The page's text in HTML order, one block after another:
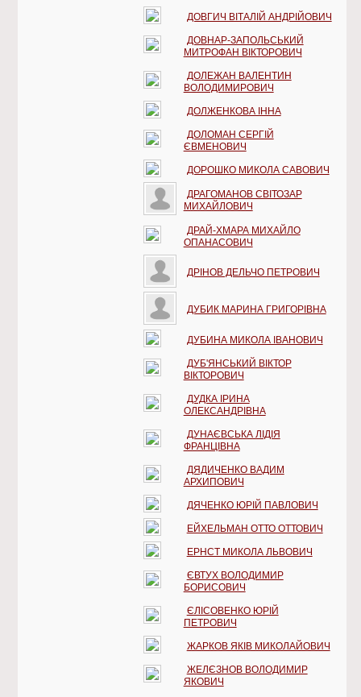
ДОВГИЧ ВІТАЛІЙ АНДРІЙОВИЧ
ДОВНАР-ЗАПОЛЬСЬКИЙ
МИТРОФАН ВІКТОРОВИЧ
ДОЛЕЖАН ВАЛЕНТИН
ВОЛОДИМИРОВИЧ
ДОЛЖЕНКОВА ІННА
ДОЛОМАН СЕРГІЙ
ЄВМЕНОВИЧ
ДОРОШКО МИКОЛА САВОВИЧ
ДРАГОМАНОВ СВІТОЗАР
МИХАЙЛОВИЧ
ДРАЙ-ХМАРА МИХАЙЛО
ОПАНАСОВИЧ
ДРІНОВ ДЕЛЬЧО ПЕТРОВИЧ
ДУБИК МАРИНА ГРИГОРІВНА
ДУБИНА МИКОЛА ІВАНОВИЧ
ДУБ'ЯНСЬКИЙ ВІКТОР
ВІКТОРОВИЧ
ДУДКА ІРИНА
ОЛЕКСАНДРІВНА
ДУНАЄВСЬКА ЛІДІЯ
ФРАНЦІВНА
ДЯДИЧЕНКО ВАДИМ
АРХИПОВИЧ
ДЯЧЕНКО ЮРІЙ ПАВЛОВИЧ
ЕЙХЕЛЬМАН ОТТО ОТТОВИЧ
ЕРНСТ МИКОЛА ЛЬВОВИЧ
ЄВТУХ ВОЛОДИМИР
БОРИСОВИЧ
ЄЛІСОВЕНКО ЮРІЙ
ПЕТРОВИЧ
ЖАРКОВ ЯКІВ МИКОЛАЙОВИЧ
ЖЕЛЄЗНОВ ВОЛОДИМИР
ЯКОВИЧ